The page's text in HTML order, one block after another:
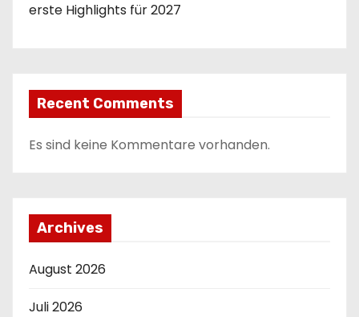
erste Highlights für 2027
Recent Comments
Es sind keine Kommentare vorhanden.
Archives
August 2026
Juli 2026